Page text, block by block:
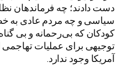
دست دادند؛ چه فرماندهان
سیاسی و چه مردم عادی به
کودکان که بی‌رحمانه و بی
توجیهی برای عملیات تهاجمی
آمریکا وجود ندارد.